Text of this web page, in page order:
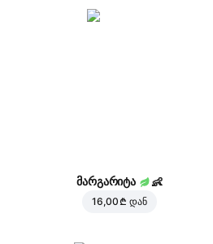
მარგარიტა 👶
16,00 ₾ დან